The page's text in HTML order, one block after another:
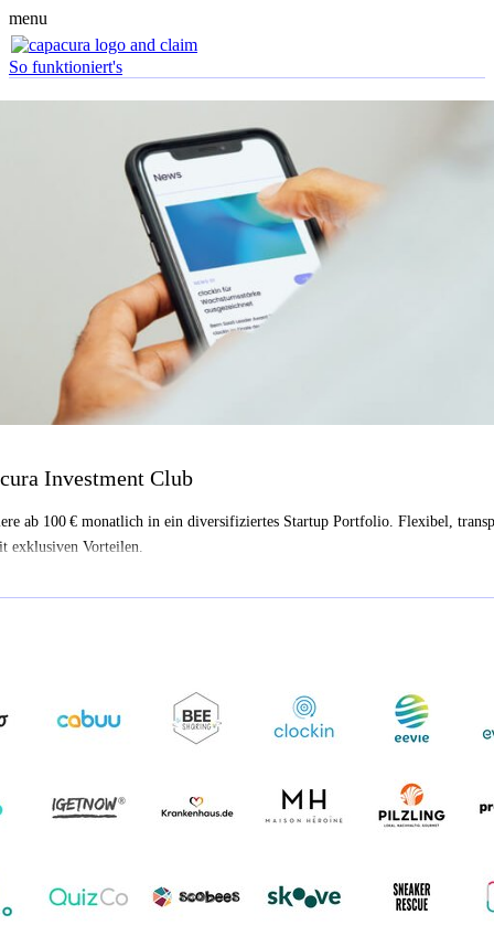
menu
So funktioniert's
Investment Club
ab 100 € monatlich in ein diversifiziertes Startup Portfolio. Flexibel,
exklusiven Vorteilen.